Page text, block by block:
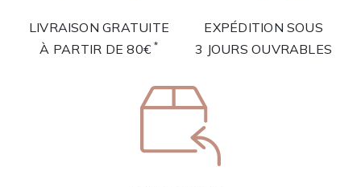
LIVRAISON GRATUITE
À PARTIR DE 80€ *
EXPÉDITION SOUS
3 JOURS OUVRABLES